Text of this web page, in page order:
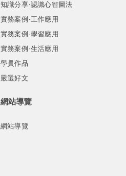
知識分享-認識心智圖法
實務案例-工作應用
實務案例-學習應用
實務案例-生活應用
學員作品
嚴選好文
網站導覽
網站導覽